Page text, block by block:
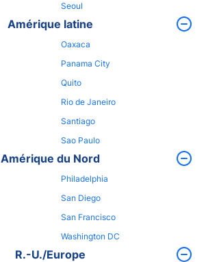
Seoul
Amérique latine
Oaxaca
Panama City
Quito
Rio de Janeiro
Santiago
Sao Paulo
Amérique du Nord
Philadelphia
San Diego
San Francisco
Washington DC
R.-U./Europe